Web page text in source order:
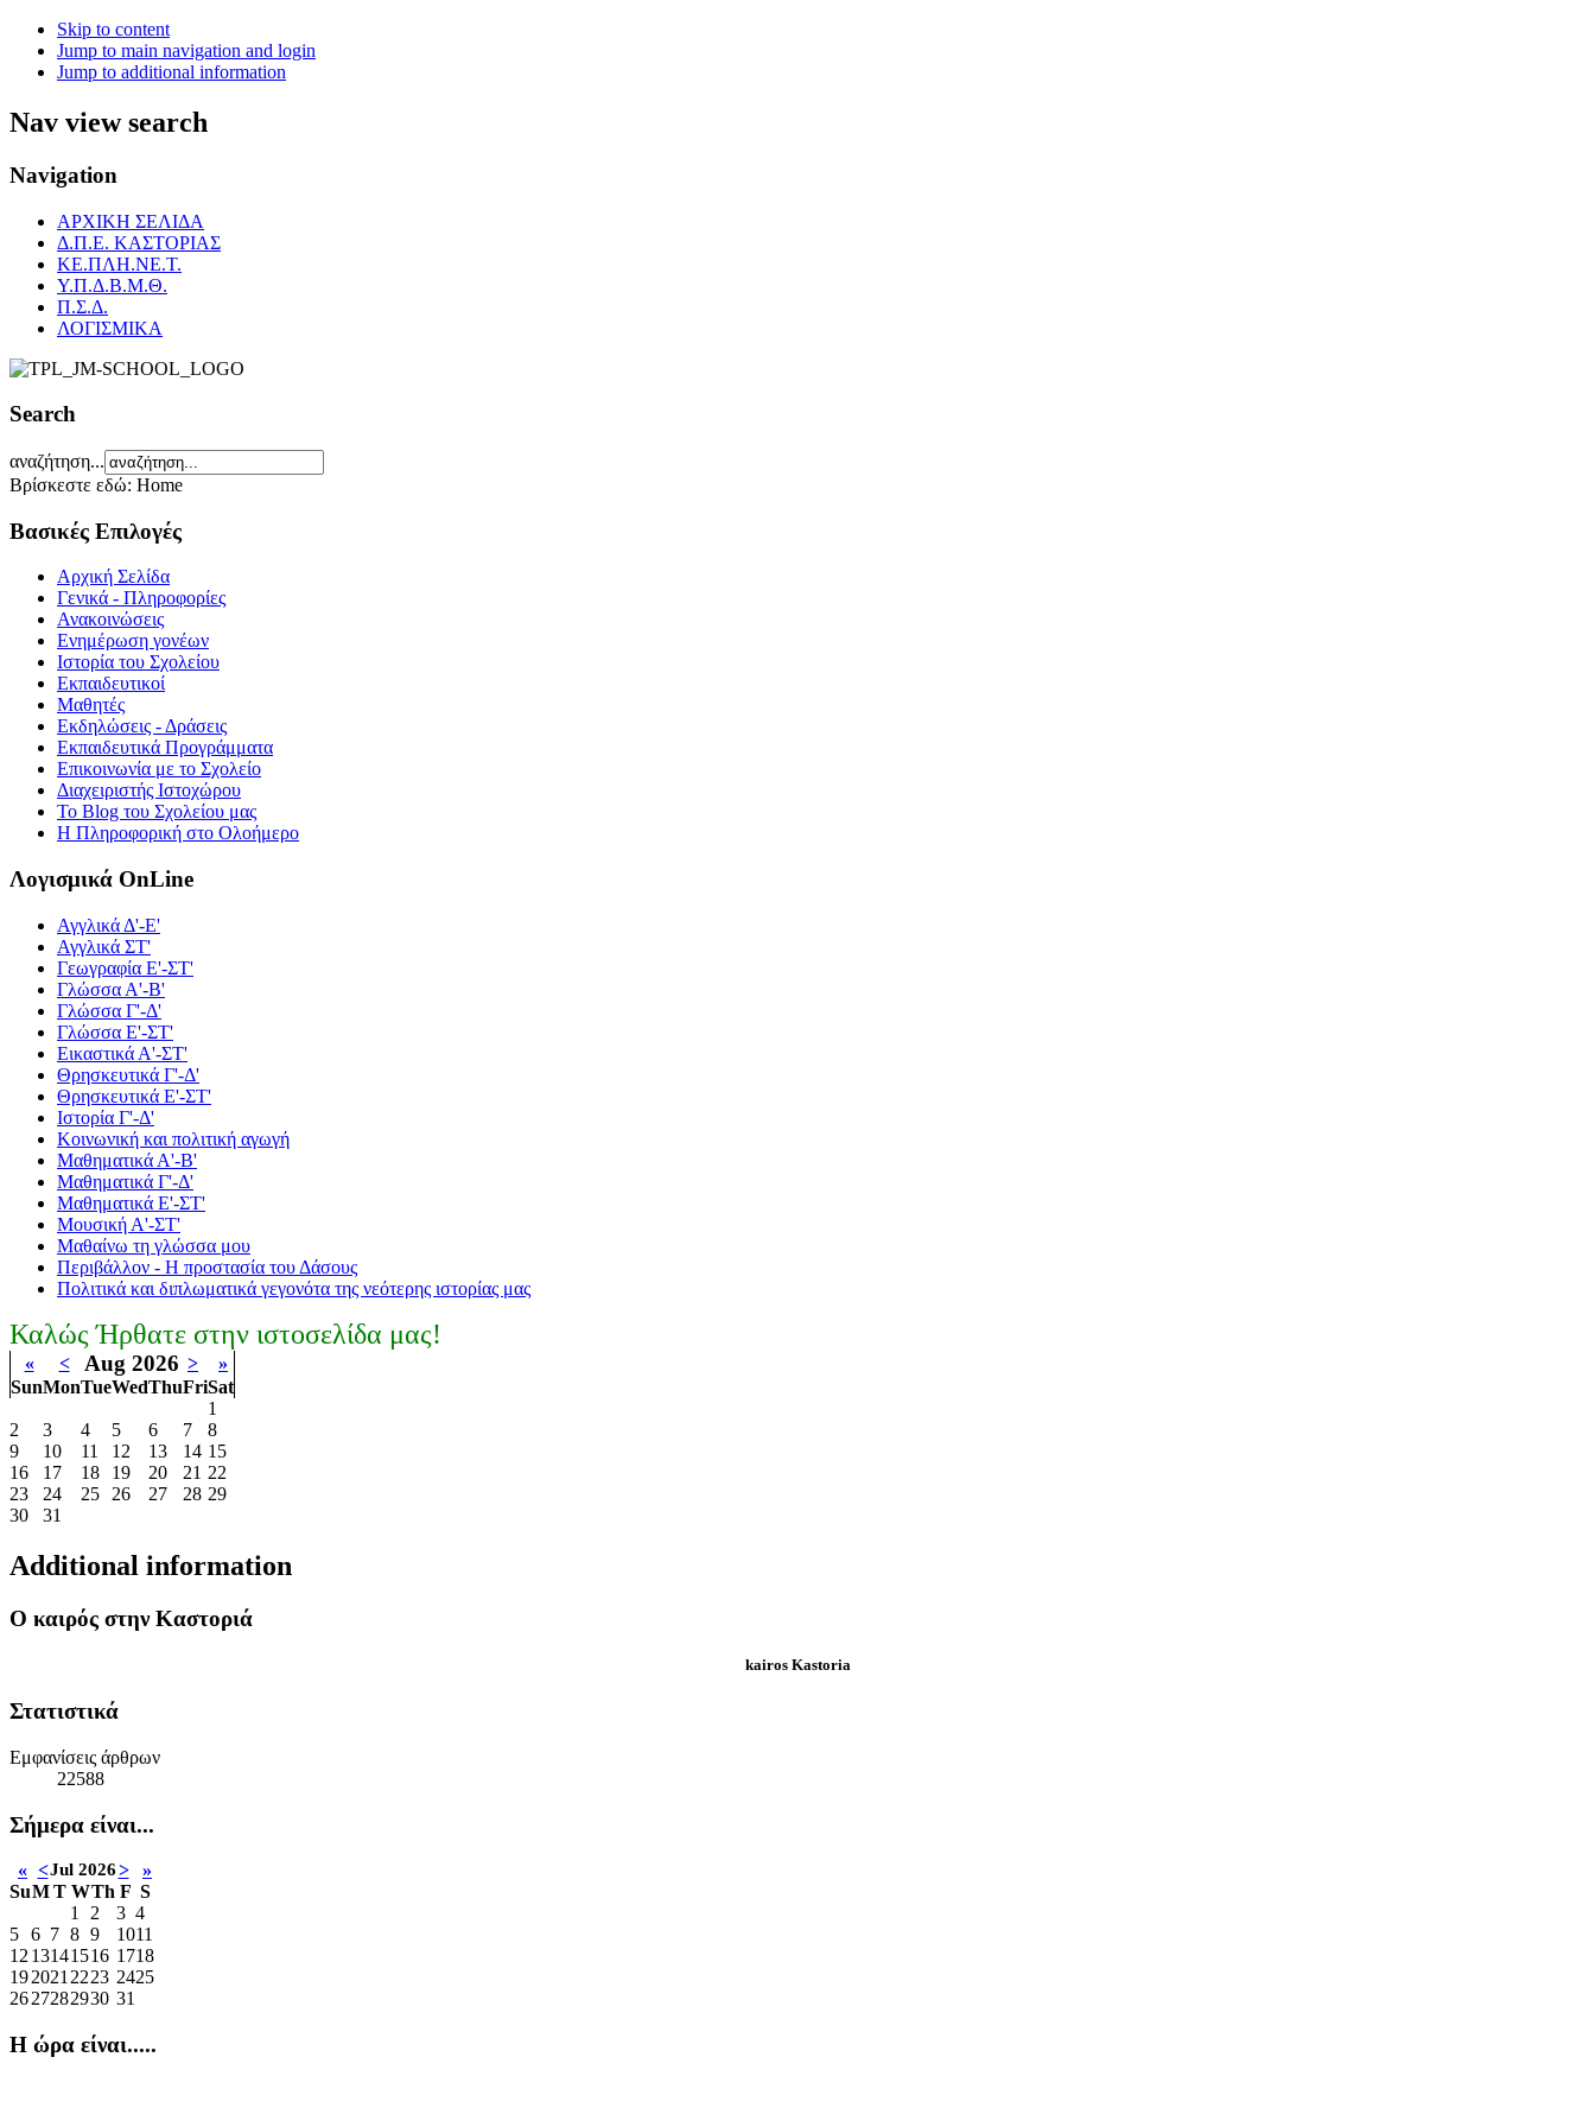
Skip to content
Jump to main navigation and login
Jump to additional information
Nav view search
Navigation
ΑΡΧΙΚΗ ΣΕΛΙΔΑ
Δ.Π.Ε. ΚΑΣΤΟΡΙΑΣ
ΚΕ.ΠΛΗ.ΝΕ.Τ.
Υ.Π.Δ.Β.Μ.Θ.
Π.Σ.Δ.
ΛΟΓΙΣΜΙΚΑ
Search
αναζήτηση...
Βρίσκεστε εδώ: Home
Βασικές Επιλογές
Αρχική Σελίδα
Γενικά - Πληροφορίες
Ανακοινώσεις
Ενημέρωση γονέων
Ιστορία του Σχολείου
Εκπαιδευτικοί
Μαθητές
Εκδηλώσεις - Δράσεις
Εκπαιδευτικά Προγράμματα
Επικοινωνία με το Σχολείο
Διαχειριστής Ιστοχώρου
Το Blog του Σχολείου μας
Η Πληροφορική στο Ολοήμερο
Λογισμικά OnLine
Αγγλικά Δ'-Ε'
Αγγλικά ΣΤ'
Γεωγραφία Ε'-ΣΤ'
Γλώσσα Α'-Β'
Γλώσσα Γ'-Δ'
Γλώσσα Ε'-ΣΤ'
Εικαστικά Α'-ΣΤ'
Θρησκευτικά Γ'-Δ'
Θρησκευτικά Ε'-ΣΤ'
Ιστορία Γ'-Δ'
Κοινωνική και πολιτική αγωγή
Μαθηματικά Α'-Β'
Μαθηματικά Γ'-Δ'
Μαθηματικά Ε'-ΣΤ'
Μουσική Α'-ΣΤ'
Μαθαίνω τη γλώσσα μου
Περιβάλλον - Η προστασία του Δάσους
Πολιτικά και διπλωματικά γεγονότα της νεότερης ιστορίας μας
Καλώς Ήρθατε στην ιστοσελίδα μας!
« < Aug 2026 >
»
SunMonTueWedThuFriSat
1
2
3 4 5 6 7
8
9
10 11 12 13 14 15
16
17 18 19 20 21 22
23
24 25 26 27 28 29
30
31
Additional information
Ο καιρός στην Καστοριά
kairos Kastoria
Στατιστικά
Εμφανίσεις άρθρων
22588
Σήμερα είναι...
« <Jul 2026>
»
SuM T WTh F S
1
2 3 4
5 6 7 8 9 1011
12 13141516 1718
192021 2223 2425
2627282930 31
Η ώρα είναι.....